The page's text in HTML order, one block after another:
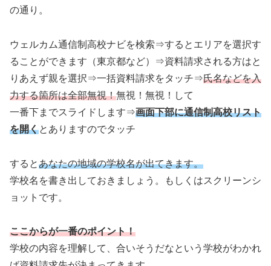
の通り。
ウェルカム通信制高校ナビを検索⇒するとエリアを選択す
ることができます（東京都など）
⇒資料請求される方はと
りあえず親を選択⇒一括資料請求をタッチ⇒氏名などを入
力する箇所は全部無視！無視！無視！して
一番下までスライドします⇒画面下部に通信制高校リスト
を開くとありますのでタッチ
するとあなたの地域の学校名が出てきます。
学校名を書き出しておきましょう。もしくはスクリーンシ
ョットです。
ここからが一番のポイント！
学校の内容を理解して、合いそうだなという学校がわかれ